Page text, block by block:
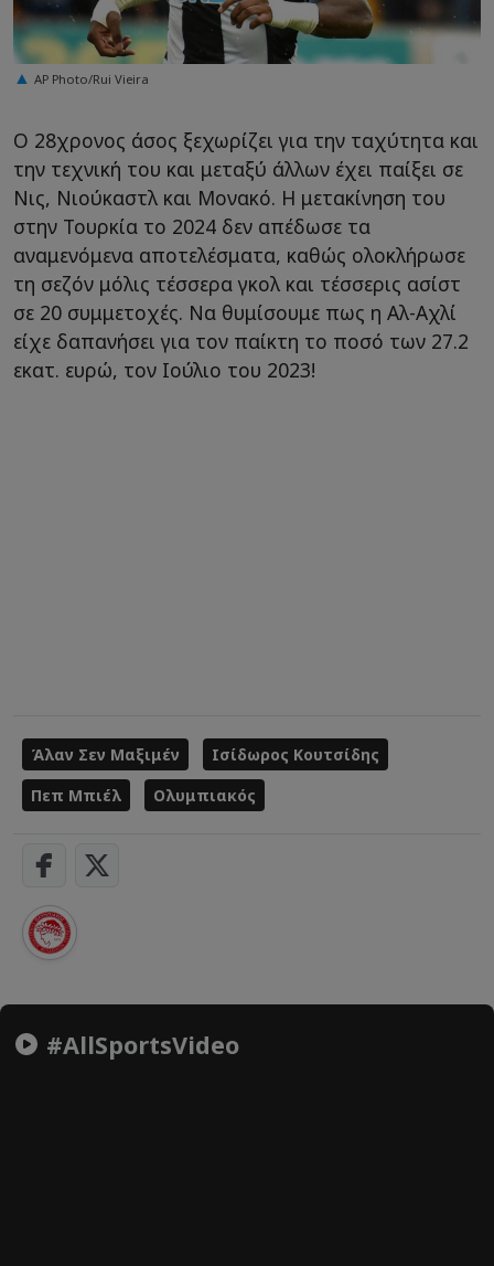
AP Photo/Rui Vieira
Ο 28χρονος άσος ξεχωρίζει για την ταχύτητα και
την τεχνική του και μεταξύ άλλων έχει παίξει σε
Νις, Νιούκαστλ και Μονακό. Η μετακίνηση του
στην Τουρκία το 2024 δεν απέδωσε τα
αναμενόμενα αποτελέσματα, καθώς ολοκλήρωσε
τη σεζόν μόλις τέσσερα γκολ και τέσσερις ασίστ
σε 20 συμμετοχές. Να θυμίσουμε πως η Αλ-Αχλί
είχε δαπανήσει για τον παίκτη το ποσό των 27.2
εκατ. ευρώ, τον Ιούλιο του 2023!
Άλαν Σεν Μαξιμέν
Ισίδωρος Κουτσίδης
Πεπ Μπιέλ
Ολυμπιακός
#AllSportsVideo